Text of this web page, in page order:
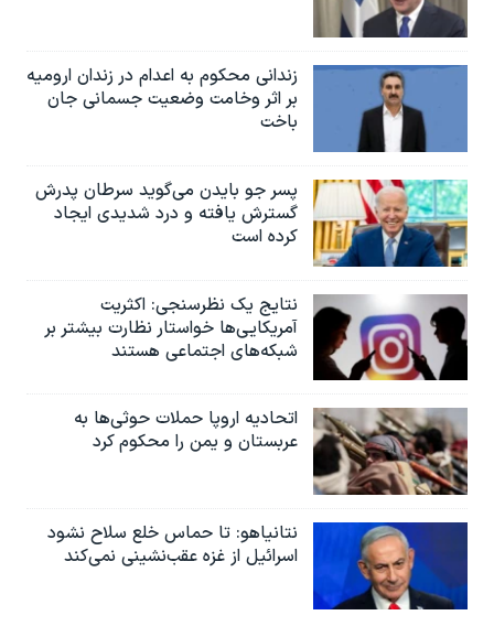
زندانی محکوم به اعدام در زندان ارومیه
بر اثر وخامت وضعیت جسمانی جان
باخت
پسر جو بایدن می‌گوید سرطان پدرش
گسترش یافته و درد شدیدی ایجاد
کرده است
نتایج یک نظرسنجی: اکثریت
آمریکایی‌ها خواستار نظارت بیشتر بر
شبکه‌های اجتماعی هستند
اتحادیه اروپا حملات حوثی‌ها به
عربستان و یمن را محکوم کرد
نتانیاهو: تا حماس خلع سلاح نشود
اسرائیل از غزه عقب‌نشینی نمی‌کند